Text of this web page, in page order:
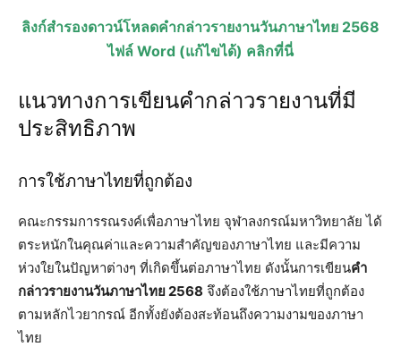
ลิงก์สำรองดาวน์โหลดคำกล่าวรายงานวันภาษาไทย 2568
ไฟล์ Word (แก้ไขได้) คลิกที่นี่
แนวทางการเขียนคำกล่าวรายงานที่มี
ประสิทธิภาพ
การใช้ภาษาไทยที่ถูกต้อง
คณะกรรมการรณรงค์เพื่อภาษาไทย จุฬาลงกรณ์มหาวิทยาลัย ได้
ตระหนักในคุณค่าและความสำคัญของภาษาไทย และมีความ
ห่วงใยในปัญหาต่างๆ ที่เกิดขึ้นต่อภาษาไทย ดังนั้นการเขียนคำ
กล่าวรายงานวันภาษาไทย 2568 จึงต้องใช้ภาษาไทยที่ถูกต้อง
ตามหลักไวยากรณ์ อีกทั้งยังต้องสะท้อนถึงความงามของภาษา
ไทย